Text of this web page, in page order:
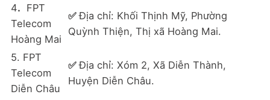
4. FPT
Telecom
Hoàng Mai
✅ Địa chỉ: Khối Thịnh Mỹ, Phường
Quỳnh Thiện, Thị xã Hoàng Mai.
5. FPT
Telecom
Diễn Châu
✅ Địa chỉ: Xóm 2, Xã Diễn Thành,
Huyện Diễn Châu.